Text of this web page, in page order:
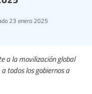
23 enero 2025
a la movilización global
todos los gobiernos a